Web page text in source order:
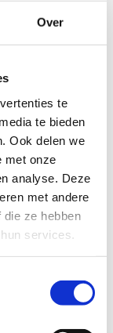
Over
te
te bieden
Ook delen we
met onze
analyse. Deze
met andere
ze hebben
services.